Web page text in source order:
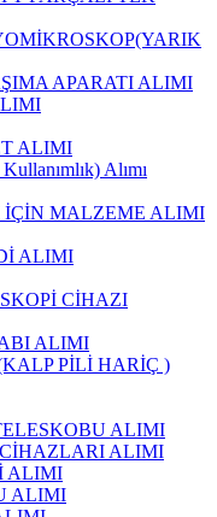
APARATI ALIMI
ALIMI
Alımı
MALZEME ALIMI
ALIMI
CİHAZI
ALIMI
PİLİ HARİÇ )
ALIMI
ALIMI
ALIMI
ALIMI